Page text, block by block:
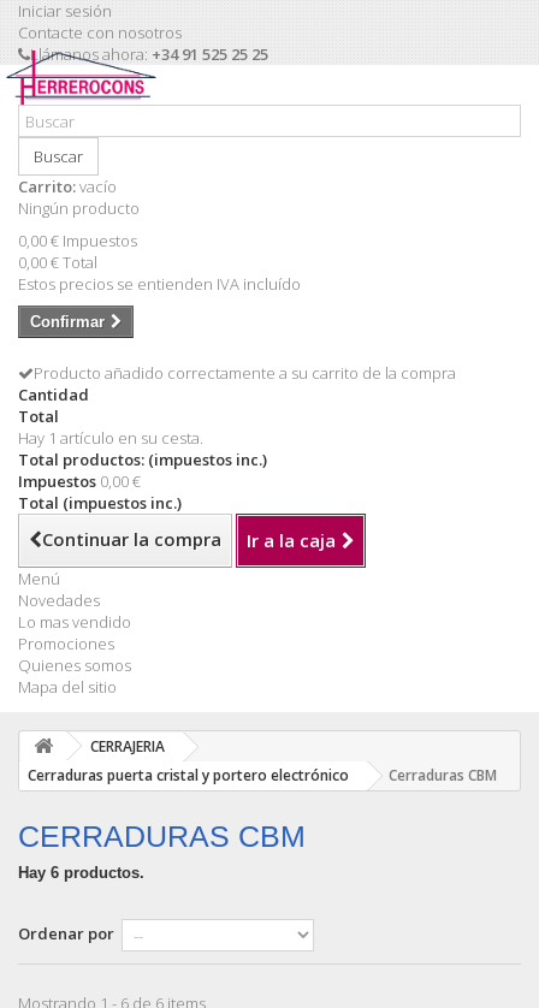
Iniciar sesión
Contacte con nosotros
Llámanos ahora: +34 91 525 25 25
Buscar
Carrito:vacío
Ningún producto
0,00 € Impuestos
0,00 €Total
Estos precios se entienden IVA incluído
Confirmar
Producto añadido correctamente a su carrito de la compra
Cantidad
Total
Hay 1 artículo en su cesta.
Total productos: (impuestos inc.)
Impuestos 0,00 €
Total (impuestos inc.)
Continuar la compra Ir a la caja
Menú
Novedades
Lo mas vendido
Promociones
Quienes somos
Mapa del sitio
CERRAJERIA
Cerraduras puerta cristal y portero electrónico
Cerraduras CBM
CERRADURAS CBM
Hay 6 productos.
Ordenar por
Mostrando 1 - 6 de 6 items